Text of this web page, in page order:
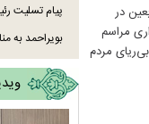
در
مراسم
مردم
پیام تسلیت
بویراحمد به